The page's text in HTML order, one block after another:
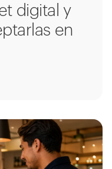
digital y
en